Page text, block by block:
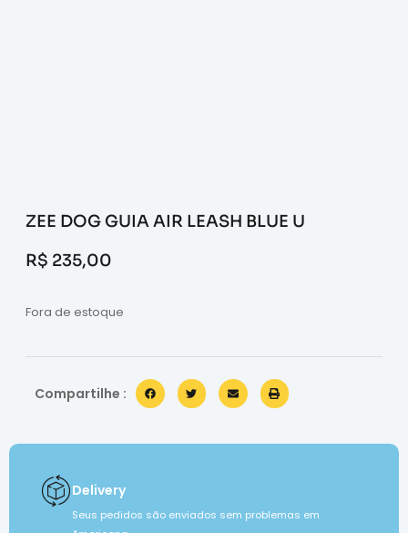
ZEE DOG GUIA AIR LEASH BLUE U
R$ 235,00
Fora de estoque
Compartilhe :
Delivery
Seus pedidos são enviados sem problemas em